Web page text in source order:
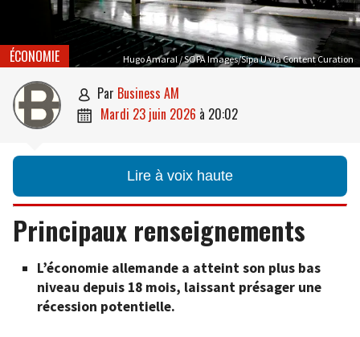
Hugo Amaral / SOPA Images/Sipa U via Content Curation
ÉCONOMIE
 par Business AM
 mardi 23 juin 2026 à 20:02
Lire à voix haute
Principaux renseignements
L’économie allemande a atteint son plus bas
niveau depuis 18 mois, laissant présager une
récession potentielle.